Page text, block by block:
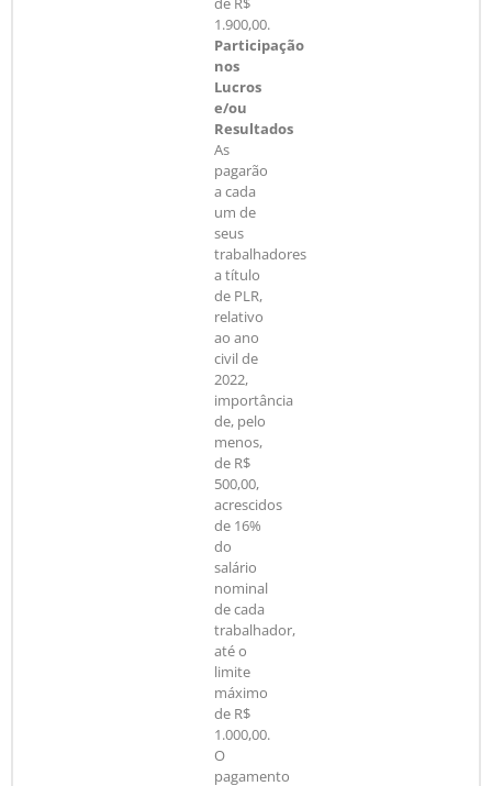
1.900,00.
Participação
nos
Lucros
e/ou
Resultados
As
pagarão
a cada
um de
seus
trabalhadores
a título
de PLR,
relativo
ao ano
civil de
2022,
importância
de, pelo
menos,
de R$
500,00,
acrescidos
de 16%
do
salário
nominal
de cada
trabalhador,
até o
limite
máximo
de R$
1.000,00.
O
pagamento